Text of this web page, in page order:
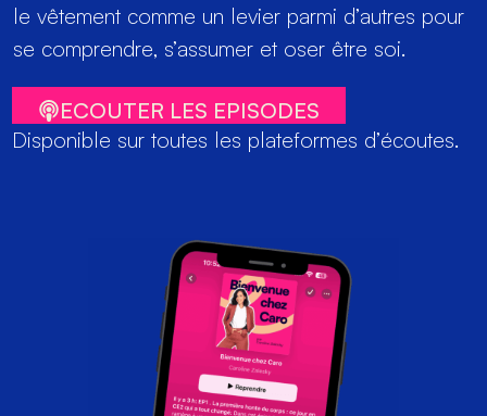
le vêtement comme un levier parmi d’autres pour
se comprendre, s’assumer et oser être soi.
ECOUTER LES EPISODES
Disponible sur toutes les plateformes d’écoutes.